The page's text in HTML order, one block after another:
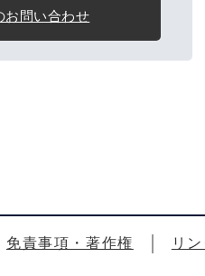
お問い合わせ
免責事項・著作権 リ